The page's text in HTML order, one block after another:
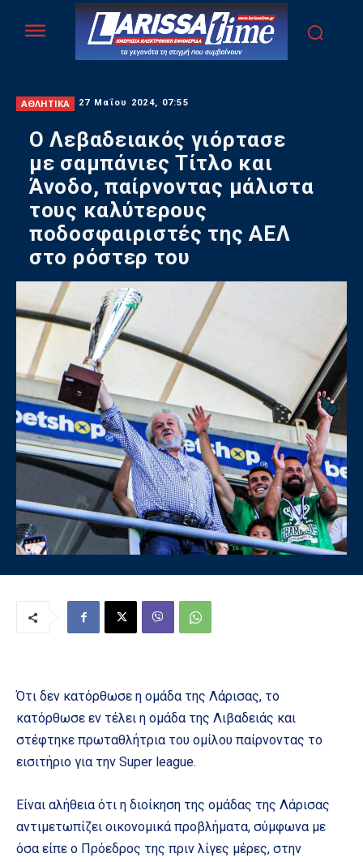
ΑΘΛΗΤΙΚΑ 27 Μαΐου 2024, 07:55
Ο Λεβαδειακός γιόρτασε
με σαμπάνιες Τίτλο και
Άνοδο, παίρνοντας μάλιστα
τους καλύτερους
ποδοσφαιριστές της ΑΕΛ
στο ρόστερ του
Ότι δεν κατόρθωσε η ομάδα της Λάρισας, το
κατόρθωσε εν τέλει η ομάδα της Λιβαδειάς και
στέφτηκε πρωταθλήτρια του ομίλου παίρνοντας το
εισιτήριο για την Super league.
Είναι αλήθεια ότι η διοίκηση της ομάδας της Λάρισας
αντιμετωπίζει οικονομικά προβλήματα, σύμφωνα με
όσα είπε ο Πρόεδρος της πριν λίγες μέρες, στην